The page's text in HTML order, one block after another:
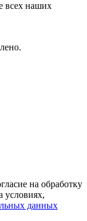
всех наших
на обработку
условиях,
данных